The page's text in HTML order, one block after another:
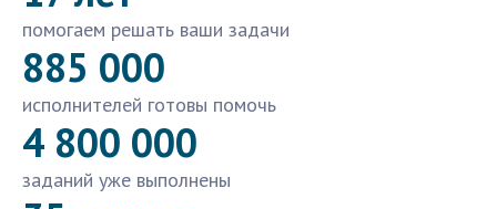
помогаем решать ваши задачи
885 000
исполнителей готовы помочь
4 800 000
заданий уже выполнены